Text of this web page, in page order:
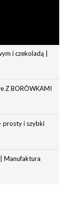
i czekoladą |
Z BORÓWKAMI
prosty i szybki
Manufaktura